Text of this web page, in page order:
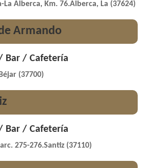
La Alberca, Km. 76.Alberca, La (37624)
Armando
Bar / Cafetería
(37700)
Bar / Cafetería
275-276.Santiz (37110)